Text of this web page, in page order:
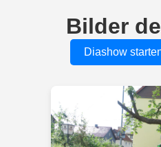
Bilder
Diashow